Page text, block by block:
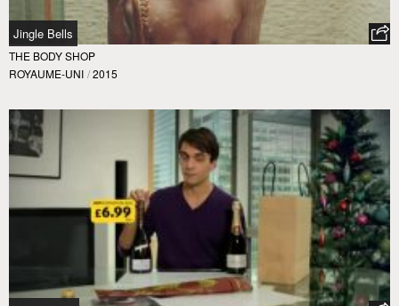
Jingle Bells
THE BODY SHOP
ROYAUME-UNI / 2015